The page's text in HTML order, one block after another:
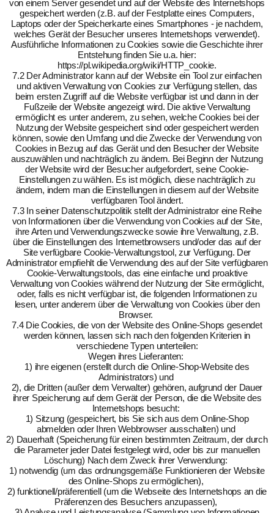
von einem Server gesendet und auf der Website des Internetshops
gespeichert werden (z.B. auf der Festplatte eines Computers,
Laptops oder der Speicherkarte eines Smartphones - je nachdem,
welches Gerät der Besucher unseres Internetshops verwendet).
Ausführliche Informationen zu Cookies sowie die Geschichte ihrer
Entstehung finden Sie u.a. hier:
https://pl.wikipedia.org/wiki/HTTP_cookie.
7.2 Der Administrator kann auf der Website ein Tool zur einfachen
und aktiven Verwaltung von Cookies zur Verfügung stellen, das
beim ersten Zugriff auf die Website verfügbar ist und dann in der
Fußzeile der Website angezeigt wird. Die aktive Verwaltung
ermöglicht es unter anderem, zu sehen, welche Cookies bei der
Nutzung der Website gespeichert sind oder gespeichert werden
können, sowie den Umfang und die Zwecke der Verwendung von
Cookies in Bezug auf das Gerät und den Besucher der Website
auszuwählen und nachträglich zu ändern. Bei Beginn der Nutzung
der Website wird der Besucher aufgefordert, seine Cookie-
Einstellungen zu wählen. Es ist möglich, diese nachträglich zu
ändern, indem man die Einstellungen in diesem auf der Website
verfügbaren Tool ändert.
7.3 In seiner Datenschutzpolitik stellt der Administrator eine Reihe
von Informationen über die Verwendung von Cookies auf der Site,
ihre Arten und Verwendungszwecke sowie ihre Verwaltung, z.B.
über die Einstellungen des Internetbrowsers und/oder das auf der
Site verfügbare Cookie-Verwaltungstool, zur Verfügung. Der
Administrator empfiehlt die Verwendung des auf der Site verfügbaren
Cookie-Verwaltungstools, das eine einfache und proaktive
Verwaltung von Cookies während der Nutzung der Site ermöglicht,
oder, falls es nicht verfügbar ist, die folgenden Informationen zu
lesen, unter anderem über die Verwaltung von Cookies über den
Browser.
7.4 Die Cookies, die von der Website des Online-Shops gesendet
werden können, lassen sich nach den folgenden Kriterien in
verschiedene Typen unterteilen:
Wegen ihres Lieferanten:
1) ihre eigenen (erstellt durch die Online-Shop-Website des
Administrators) und
2), die Dritten (außer dem Verwalter) gehören, aufgrund der Dauer
ihrer Speicherung auf dem Gerät der Person, die die Website des
Internetshops besucht:
1) Sitzung (gespeichert, bis Sie sich aus dem Online-Shop
abmelden oder Ihren Webbrowser ausschalten) und
2) Dauerhaft (Speicherung für einen bestimmten Zeitraum, der durch
die Parameter jeder Datei festgelegt wird, oder bis zur manuellen
Löschung) Nach dem Zweck ihrer Verwendung:
1) notwendig (um das ordnungsgemäße Funktionieren der Website
des Online-Shops zu ermöglichen),
2) funktionell/präferentiell (um die Webseite des Internetshops an die
Präferenzen des Besuchers anzupassen),